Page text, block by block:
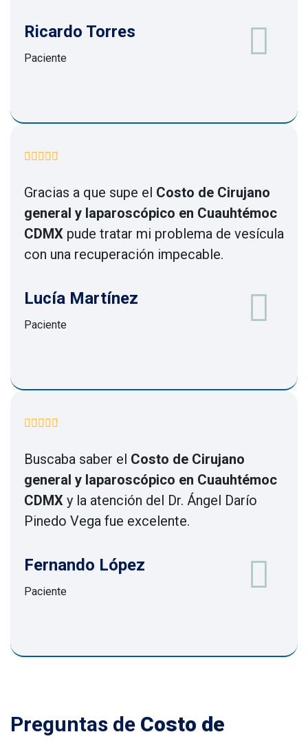
Ricardo Torres
Paciente
Gracias a que supe el Costo de Cirujano
general y laparoscópico en Cuauhtémoc
CDMX pude tratar mi problema de vesícula
con una recuperación impecable.
Lucía Martínez
Paciente
Buscaba saber el Costo de Cirujano
general y laparoscópico en Cuauhtémoc
CDMX y la atención del Dr. Ángel Darío
Pinedo Vega fue excelente.
Fernando López
Paciente
Preguntas de Costo de